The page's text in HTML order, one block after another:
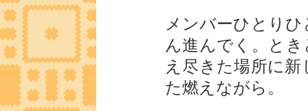
メンバーひとり
ん進んでく。と
え尽きた場所に
た燃えながら。